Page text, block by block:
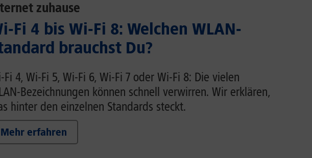
zuhause
Fi 4 bis Wi-Fi 8: Welchen WLAN-
brauchst Du?
Fi 4, Wi-Fi 5, Wi-Fi 6, Wi-Fi 7 oder Wi-Fi 8: Die vielen
Bezeichnungen können schnell verwirren. Wir erklären,
hinter den einzelnen Standards steckt.
Mehr erfahren